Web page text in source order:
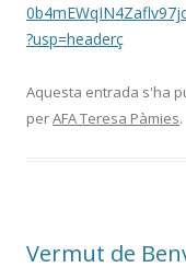
?usp=headerç
Aquesta entrada s'ha
perAFA Teresa Pàmies.
Vermut de